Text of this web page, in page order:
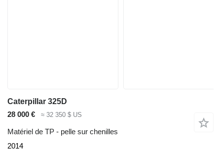
Caterpillar 325D
28 000 €
≈ 32 350 $ US
Matériel de TP - pelle sur chenilles
2014